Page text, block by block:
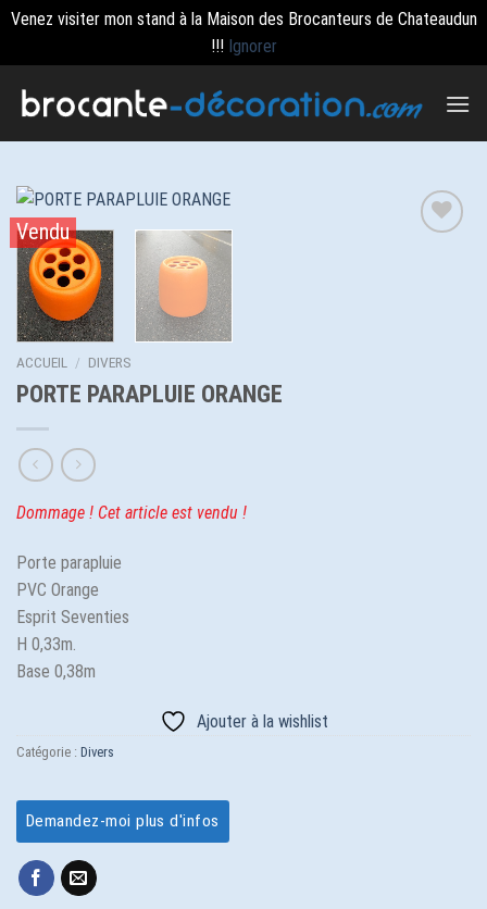
Venez visiter mon stand à la Maison des Brocanteurs de Chateaudun
!!! Ignorer
Vendu
ACCUEIL / DIVERS
PORTE PARAPLUIE ORANGE
Dommage ! Cet article est vendu !
Porte parapluie
PVC Orange
Esprit Seventies
H 0,33m.
Base 0,38m
Ajouter à la wishlist
Catégorie : Divers
Demandez-moi plus d'infos